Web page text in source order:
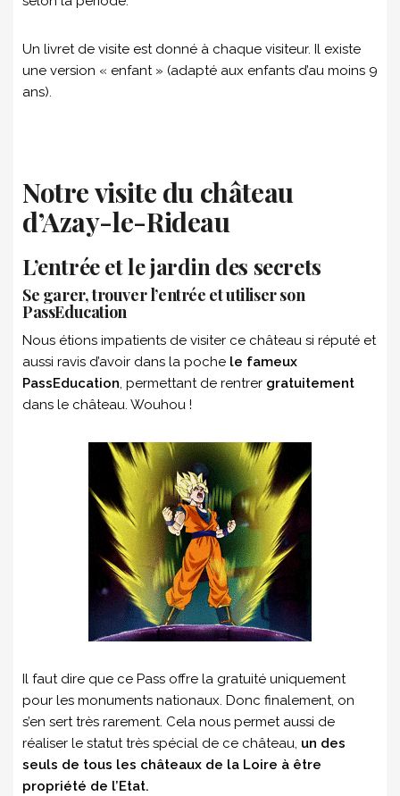
Un livret de visite est donné à chaque visiteur. Il existe
une version « enfant » (adapté aux enfants d’au moins 9
ans).
Notre visite du château
d’Azay-le-Rideau
L’entrée et le jardin des secrets
Se garer, trouver l’entrée et utiliser son
PassEducation
Nous étions impatients de visiter ce château si réputé et
aussi ravis d’avoir dans la poche le fameux
PassEducation, permettant de rentrer gratuitement
dans le château. Wouhou !
Il faut dire que ce Pass offre la gratuité uniquement
pour les monuments nationaux. Donc finalement, on
s’en sert très rarement. Cela nous permet aussi de
réaliser le statut très spécial de ce château, un des
seuls de tous les châteaux de la Loire à être
propriété de l’Etat.